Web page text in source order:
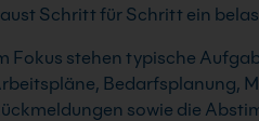
Schritt für Schritt ein
Fokus stehen typische
Bedarfsplanung,
sowie die